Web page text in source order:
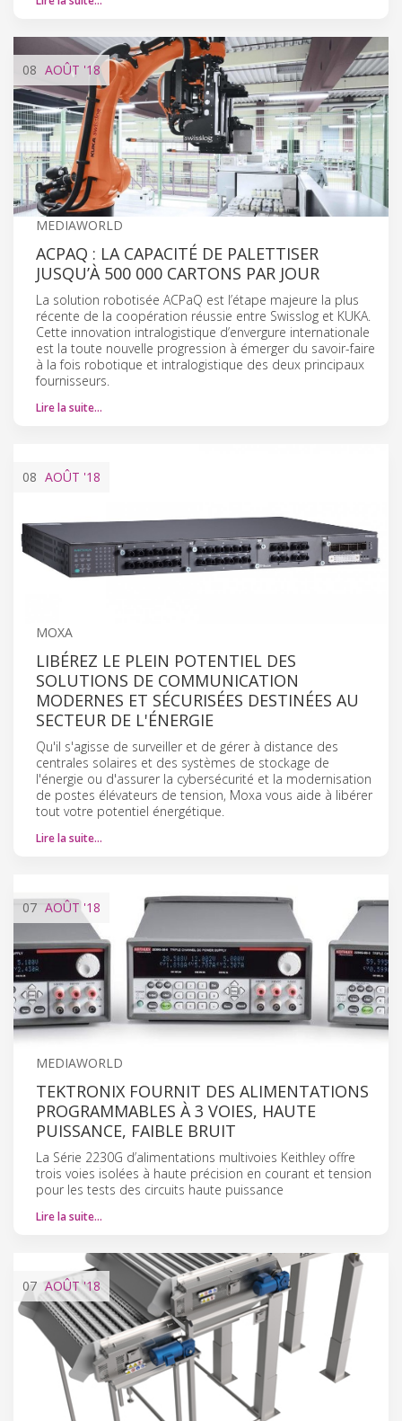
08 AOÛT '18
MEDIAWORLD
ACPAQ : LA CAPACITÉ DE PALETTISER
JUSQU’À 500 000 CARTONS PAR JOUR
La solution robotisée ACPaQ est l’étape majeure la plus
récente de la coopération réussie entre Swisslog et KUKA.
Cette innovation intralogistique d’envergure internationale
est la toute nouvelle progression à émerger du savoir-faire
à la fois robotique et intralogistique des deux principaux
fournisseurs.
Lire la suite…
08 AOÛT '18
MOXA
LIBÉREZ LE PLEIN POTENTIEL DES
SOLUTIONS DE COMMUNICATION
MODERNES ET SÉCURISÉES DESTINÉES AU
SECTEUR DE L'ÉNERGIE
Qu'il s'agisse de surveiller et de gérer à distance des
centrales solaires et des systèmes de stockage de
l'énergie ou d'assurer la cybersécurité et la modernisation
de postes élévateurs de tension, Moxa vous aide à libérer
tout votre potentiel énergétique.
Lire la suite…
07 AOÛT '18
MEDIAWORLD
TEKTRONIX FOURNIT DES ALIMENTATIONS
PROGRAMMABLES À 3 VOIES, HAUTE
PUISSANCE, FAIBLE BRUIT
La Série 2230G d’alimentations multivoies Keithley offre
trois voies isolées à haute précision en courant et tension
pour les tests des circuits haute puissance
Lire la suite…
07 AOÛT'18